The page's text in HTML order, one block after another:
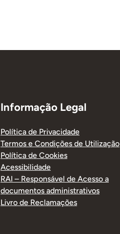
Informação Legal
Política de Privacidade
Termos e Condições de Utilização
Política de Cookies
Acessibilidade
RAI – Responsável de Acesso a
documentos administrativos
Livro de Reclamações